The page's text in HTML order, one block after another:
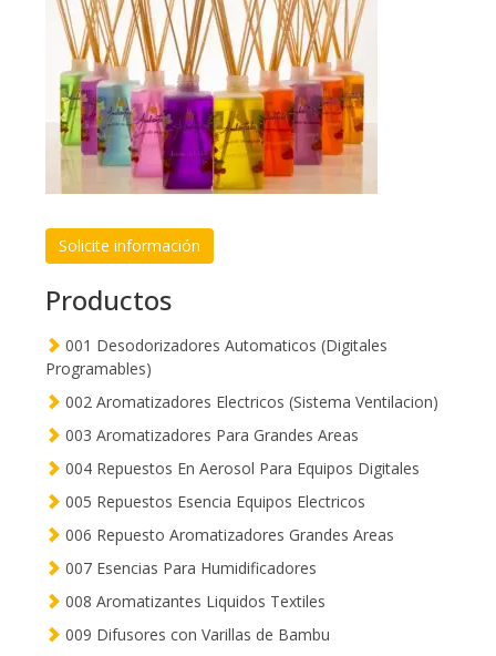
Solicite información
Productos
001 Desodorizadores Automaticos (Digitales
Programables)
002 Aromatizadores Electricos (Sistema Ventilacion)
003 Aromatizadores Para Grandes Areas
004 Repuestos En Aerosol Para Equipos Digitales
005 Repuestos Esencia Equipos Electricos
006 Repuesto Aromatizadores Grandes Areas
007 Esencias Para Humidificadores
008 Aromatizantes Liquidos Textiles
009 Difusores con Varillas de Bambu